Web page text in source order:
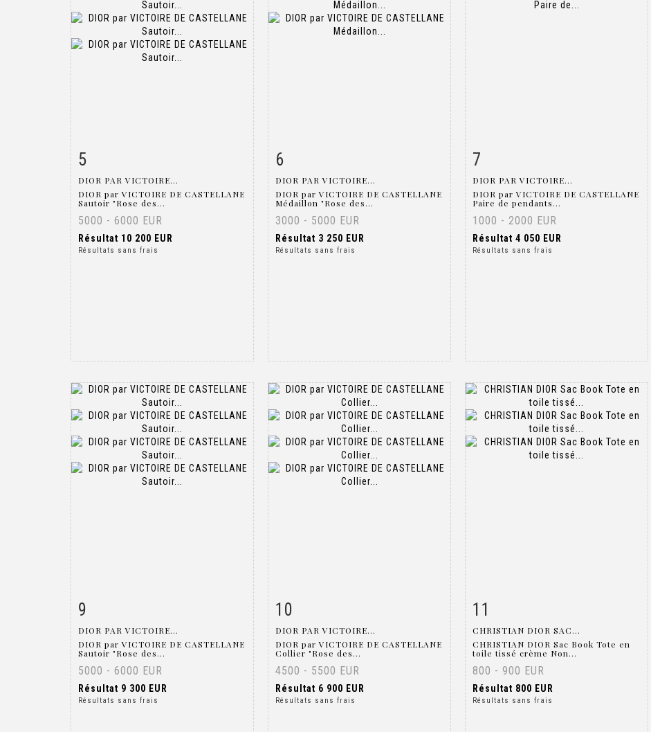
5
DIOR PAR VICTOIRE...
DIOR par VICTOIRE DE CASTELLANE
Sautoir "Rose des...
5000 - 6000 EUR
Résultat 10 200 EUR
Résultats sans frais
6
DIOR PAR VICTOIRE...
DIOR par VICTOIRE DE CASTELLANE
Médaillon "Rose des...
3000 - 5000 EUR
Résultat 3 250 EUR
Résultats sans frais
7
DIOR PAR VICTOIRE...
DIOR par VICTOIRE DE CASTELLANE
Paire de pendants...
1000 - 2000 EUR
Résultat 4 050 EUR
Résultats sans frais
9
DIOR PAR VICTOIRE...
DIOR par VICTOIRE DE CASTELLANE
Sautoir "Rose des...
5000 - 6000 EUR
Résultat 9 300 EUR
Résultats sans frais
Fiche détaillée
10
DIOR PAR VICTOIRE...
DIOR par VICTOIRE DE CASTELLANE
Collier "Rose des...
4500 - 5500 EUR
Résultat 6 900 EUR
Résultats sans frais
Fiche détaillée
11
CHRISTIAN DIOR SAC...
CHRISTIAN DIOR Sac Book Tote en
toile tissé crème Non...
800 - 900 EUR
Résultat 800 EUR
Résultats sans frais